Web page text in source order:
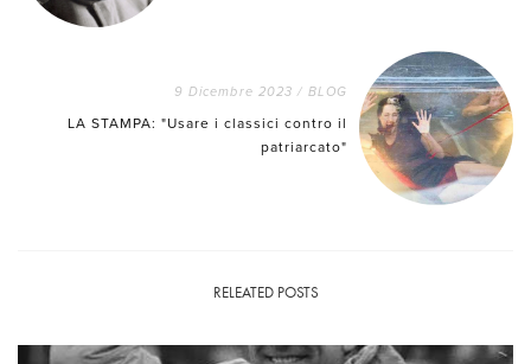
9 Dicembre 2023 / BLOG
LA STAMPA: "Usare i classici contro il
patriarcato"
RELEATED POSTS